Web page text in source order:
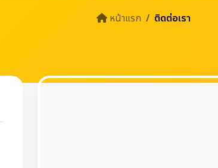
หน้าแรก ติดต่อเรา